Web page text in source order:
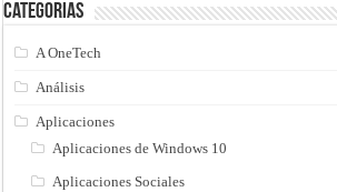
Categorias
A OneTech
Análisis
Aplicaciones
Aplicaciones de Windows 10
Aplicaciones Sociales